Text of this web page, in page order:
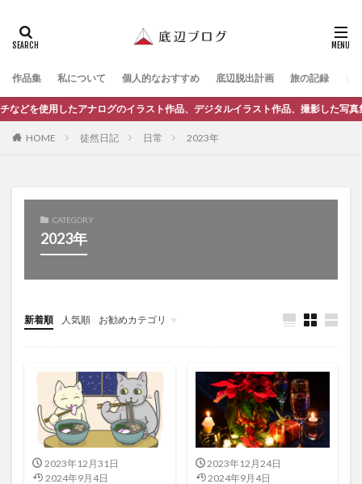
作品集 私について 個人的なおすすめ 底辺脱出計画 旅の記録
ログのイラスト作品、デジタルイラスト作品、撮影した写真集などを展示し
HOME 徒然日記 日常 2023年
CATEGORY
2023年
新着順 人気順 お勧めカテゴリ
底辺脱出計画
2023年12月31日
2024年9月4日
2023年12月24日
2024年9月4日